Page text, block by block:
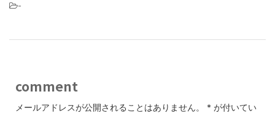
-
comment
メールアドレスが公開されることはありません。 * が付いてい